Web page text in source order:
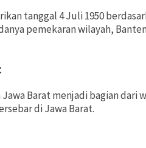
tanggal 4 Juli 1950
pemekaran wilayah,
Barat menjadi bagian dari
di Jawa Barat.